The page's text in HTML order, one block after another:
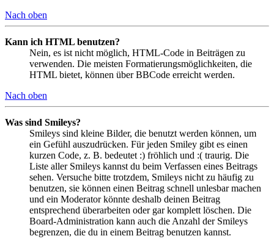
Nach oben
Kann ich HTML benutzen?
Nein, es ist nicht möglich, HTML-Code in Beiträgen zu
verwenden. Die meisten Formatierungsmöglichkeiten, die
HTML bietet, können über BBCode erreicht werden.
Nach oben
Was sind Smileys?
Smileys sind kleine Bilder, die benutzt werden können, um
ein Gefühl auszudrücken. Für jeden Smiley gibt es einen
kurzen Code, z. B. bedeutet :) fröhlich und :( traurig. Die
Liste aller Smileys kannst du beim Verfassen eines Beitrags
sehen. Versuche bitte trotzdem, Smileys nicht zu häufig zu
benutzen, sie können einen Beitrag schnell unlesbar machen
und ein Moderator könnte deshalb deinen Beitrag
entsprechend überarbeiten oder gar komplett löschen. Die
Board-Administration kann auch die Anzahl der Smileys
begrenzen, die du in einem Beitrag benutzen kannst.